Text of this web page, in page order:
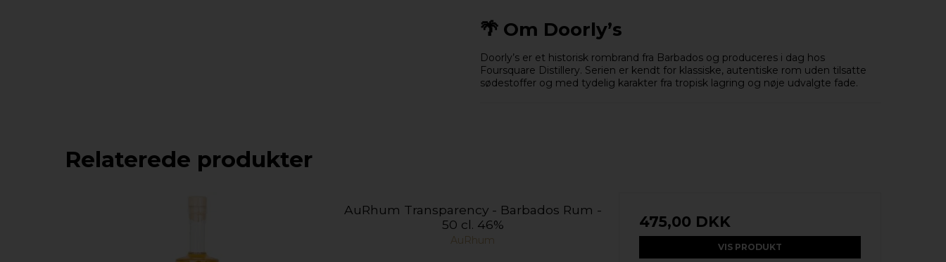
🌴 Om Doorly’s
Doorly’s er et historisk rombrand fra Barbados og produceres i dag hos
Foursquare Distillery. Serien er kendt for klassiske, autentiske rom uden tilsatte
sødestoffer og med tydelig karakter fra tropisk lagring og nøje udvalgte fade.
Relaterede produkter
AuRhum Transparency - Barbados Rum -
50 cl. 46%
AuRhum
475,00 DKK
VIS PRODUKT